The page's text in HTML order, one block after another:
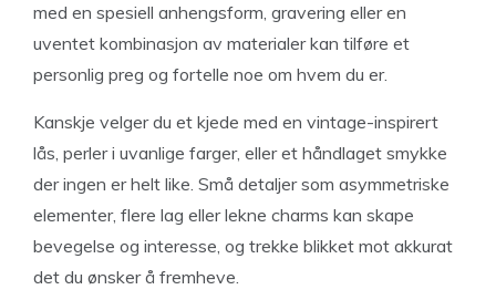
med en spesiell anhengsform, gravering eller en
uventet kombinasjon av materialer kan tilføre et
personlig preg og fortelle noe om hvem du er.
Kanskje velger du et kjede med en vintage-inspirert
lås, perler i uvanlige farger, eller et håndlaget smykke
der ingen er helt like. Små detaljer som asymmetriske
elementer, flere lag eller lekne charms kan skape
bevegelse og interesse, og trekke blikket mot akkurat
det du ønsker å fremheve.